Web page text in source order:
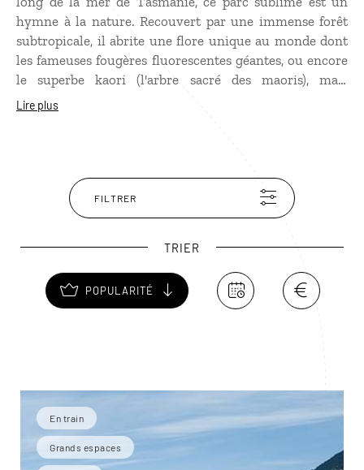
hymne à la nature. Recouvert par une immense forêt
subtropicale, il abrite une flore unique au monde dont
les fameuses fougères fluorescentes géantes, ou encore
le superbe kaori (l'arbre sacré des maoris), mais
également une multitude de cascades, de rivières
Lire plus
FILTRER
TRIER
POPULARITÉ
En train
Grands espaces